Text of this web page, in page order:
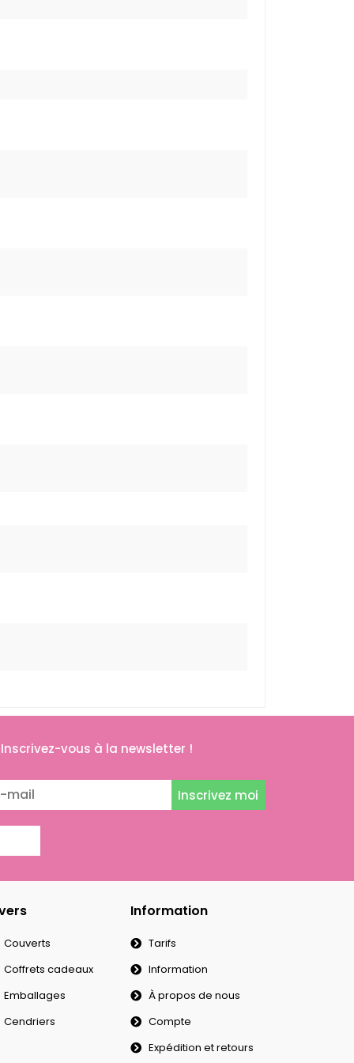
Inscrivez-vous à la newsletter !
Inscrivez moi
Couverts
Coffrets cadeaux
Emballages
Cendriers
Information
Tarifs
Information
À propos de nous
Compte
Expédition et retours